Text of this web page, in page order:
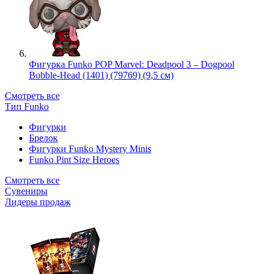
Фигурка Funko POP Marvel: Deadpool 3 – Dogpool
Bobble-Head (1401) (79769) (9,5 см)
Смотреть все
Тип Funko
Фигурки
Брелок
Фигурки Funko Mystery Minis
Funko Pint Size Heroes
Смотреть все
Сувениры
Лидеры продаж